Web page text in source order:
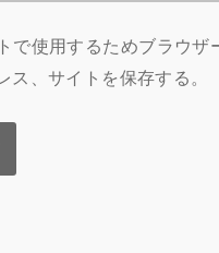
で使用するためブラウザ
ス、サイトを保存する。